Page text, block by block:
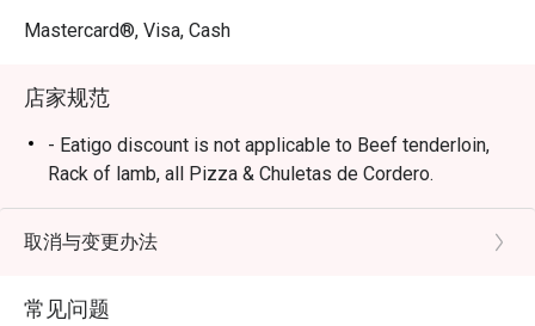
🍽️ 精选推荐
青口贝和蛤蜊，以浓郁的藏红花高汤慢火煨炖而成。
・ Gambas al Ajillo | 橄榄油、辣椒与欧芹猛火快炒，热辣
滚烫的香蒜虾，用面包蘸着酱汁吃才最地道。
・ Croquetas de Jamón | 外皮金黄酥脆、内馅绵密的可乐
🥤 招牌饮品
果丁调制而成，果香馥郁，清爽宜人。
Mastercard®, Visa, Cash
店家规范
- Eatigo discount is not applicable to Beef tenderloin,
Rack of lamb, all Pizza & Chuletas de Cordero.
取消与变更办法
常见问题